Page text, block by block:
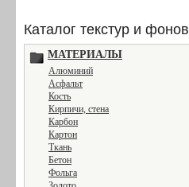
Каталог текстур и фонов
МАТЕРИАЛЫ
Алюминий
Асфальт
Кость
Кирпичи, стена
Карбон
Картон
Ткань
Бетон
Фольга